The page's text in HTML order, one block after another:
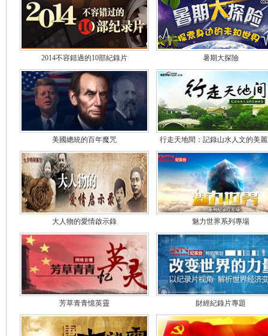
2014不容錯過的10部紀錄片 暑期大探險
美國總統的百年魔咒 行走天地間：記錄山水人文的美
大人物的愛情啟示錄 魅力世界系列專場
芳草青青憶英靈 財經紀錄片專題